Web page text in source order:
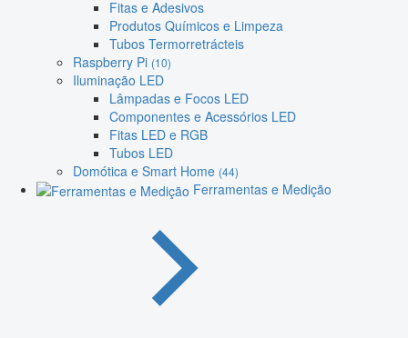
Fitas e Adesivos
Produtos Químicos e Limpeza
Tubos Termorretrácteis
Raspberry Pi (10)
Iluminação LED
Lâmpadas e Focos LED
Componentes e Acessórios LED
Fitas LED e RGB
Tubos LED
Domótica e Smart Home (44)
Ferramentas e Medição